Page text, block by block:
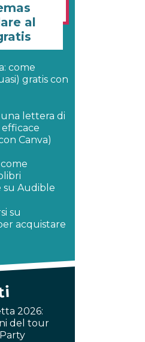
al
come
gratis con
lettera di
Canva)
Audible
su
acquistare
2026:
del tour